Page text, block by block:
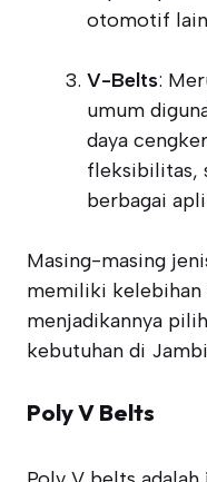
otomotif
V-Belts:
umum
daya
fleksibilitas,
berbagai
Masing-masing
memiliki kelebihan
menjadikannya
kebutuhan di
Poly V Belts